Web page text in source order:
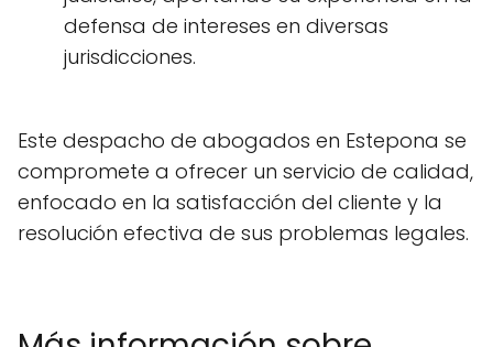
defensa de intereses en diversas
jurisdicciones.
Este despacho de abogados en Estepona se
compromete a ofrecer un servicio de calidad,
enfocado en la satisfacción del cliente y la
resolución efectiva de sus problemas legales.